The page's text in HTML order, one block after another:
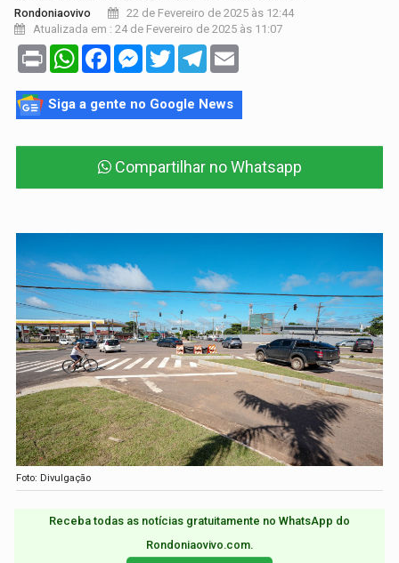
Rondoniaovivo
22 de Fevereiro de 2025 às 12:44
Atualizada em : 24 de Fevereiro de 2025 às 11:07
Print WhatsAppFacebookMessenger
TwitterTelegram
Siga a gente no Google News
Compartilhar no Whatsapp
Foto: Divulgação
Receba todas as notícias gratuitamente no WhatsApp do
Rondoniaovivo.com.​